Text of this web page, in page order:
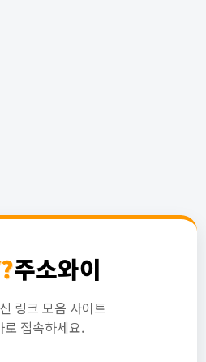
주소와이
링크 모음 사이트
로 접속하세요.